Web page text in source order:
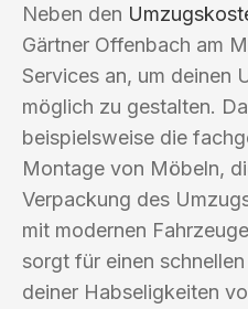
Neben den
Gärtner Offenbach am
Services an, um deinen
möglich zu gestalten.
beispielsweise die
Montage von Möbeln,
Verpackung des
mit modernen
sorgt für einen
deiner Habseligkeiten